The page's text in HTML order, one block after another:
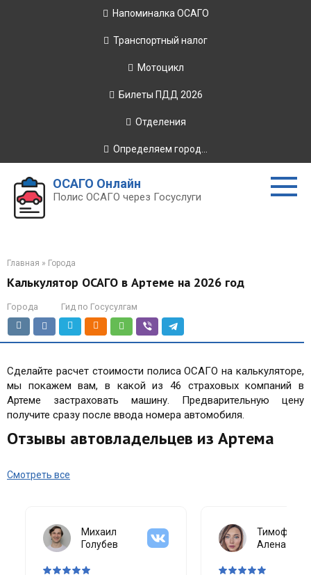
Напоминалка ОСАГО
Транспортный налог
Мотоцикл
Билеты ПДД 2026
Отделения
Определяем город...
ОСАГО Онлайн
Полис ОСАГО через Госуслуги
Главная » Города
Калькулятор ОСАГО в Артеме на 2026 год
Города Гид по Госусулгам
Сделайте расчет стоимости полиса ОСАГО на калькуляторе,
мы покажем вам, в какой из 46 страховых компаний в
Артеме застраховать машину. Предварительную цену
получите сразу после ввода номера автомобиля.
Отзывы автовладельцев из Артема
Смотреть все
Михаил
Голубев
Тимофеева
Алена